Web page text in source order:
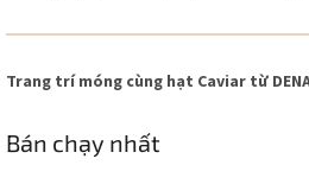
Trang trí móng cùng hạt Caviar từ
Bán chạy nhất